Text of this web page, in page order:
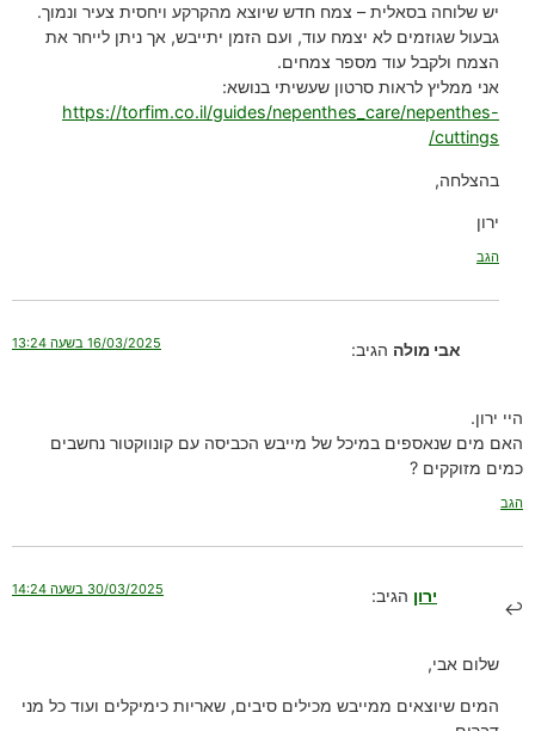
יש שלוחה בסאלית – צמח חדש שיוצא מהקרקע ויחסית צעיר ונמוך.
גבעול שגוזמים לא יצמח עוד, ועם הזמן יתייבש, אך ניתן לייחר את
הצמח ולקבל עוד מספר צמחים.
אני ממליץ לראות סרטון שעשיתי בנושא:
https://torfim.co.il/guides/nepenthes_care/nepenthes-
cuttings/
בהצלחה,
ירון
הגב
אבי מולה הגיב: 16/03/2025 בשעה 13:24
היי ירון.
האם מים שנאספים במיכל של מייבש הכביסה עם קונווקטור נחשבים
כמים מזוקקים ?
הגב
ירון הגיב: 30/03/2025 בשעה 14:24
שלום אבי,
המים שיוצאים ממייבש מכילים סיבים, שאריות כימיקלים ועוד כל מני